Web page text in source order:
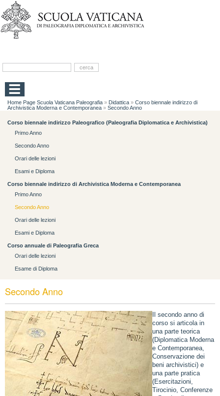
Home Page Scuola Vaticana Paleografia » Didattica » Corso biennale indirizzo di
Archivistica Moderna e Contemporanea » Secondo Anno
Corso biennale indirizzo Paleografico (Paleografia Diplomatica e Archivistica)
Primo Anno
Secondo Anno
Orari delle lezioni
Esami e Diploma
Corso biennale indirizzo di Archivistica Moderna e Contemporanea
Primo Anno
Secondo Anno
Orari delle lezioni
Esami e Diploma
Corso annuale di Paleografia Greca
Orari delle lezioni
Esame di Diploma
Secondo Anno
Il secondo anno di
corso si articola in
una parte teorica
(Diplomatica Moderna
e Contemporanea,
Conservazione dei
beni archivistici) e
una parte pratica
(Esercitazioni,
Tirocinio, Conferenze